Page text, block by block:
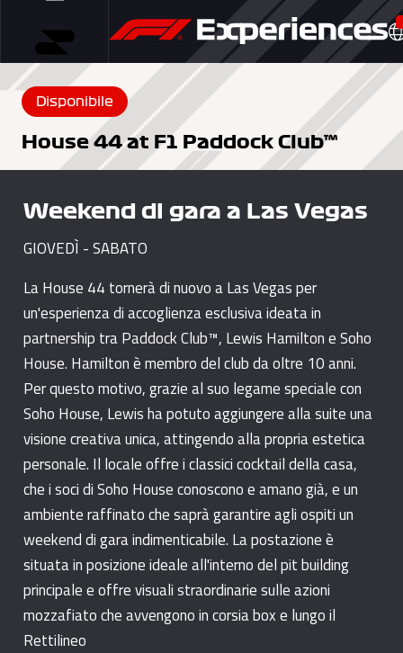
Disponibile
House 44 at F1 Paddock Club™
Weekend di gara a Las Vegas
GIOVEDÌ - SABATO
La House 44 tornerà di nuovo a Las Vegas per
un'esperienza di accoglienza esclusiva ideata in
partnership tra Paddock Club™, Lewis Hamilton e Soho
House. Hamilton è membro del club da oltre 10 anni.
Per questo motivo, grazie al suo legame speciale con
Soho House, Lewis ha potuto aggiungere alla suite una
visione creativa unica, attingendo alla propria estetica
personale. Il locale offre i classici cocktail della casa,
che i soci di Soho House conoscono e amano già, e un
ambiente raffinato che saprà garantire agli ospiti un
weekend di gara indimenticabile. La postazione è
situata in posizione ideale all'interno del pit building
principale e offre visuali straordinarie sulle azioni
mozzafiato che avvengono in corsia box e lungo il
Rettilineo